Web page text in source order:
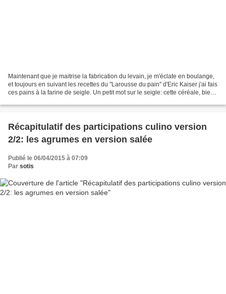
Maintenant que je maitrise la fabrication du levain, je m'éclate en boulange,
et toujours en suivant les recettes du "Larousse du pain" d'Eric Kaiser j'ai fais
ces pains à la farine de seigle. Un petit mot sur le seigle: cette céréale, bien
Récapitulatif des participations culino version
2/2: les agrumes en version salée
Publié le 06/04/2015 à 07:09
Par sotis